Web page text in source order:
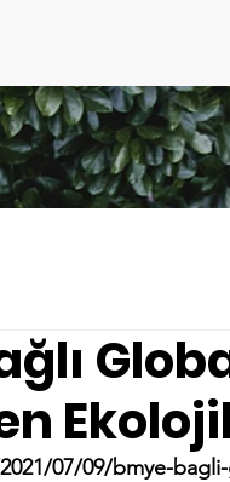
07/09/bmye-